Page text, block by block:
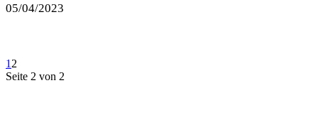
05/04/2023
1 2
Seite 2 von 2